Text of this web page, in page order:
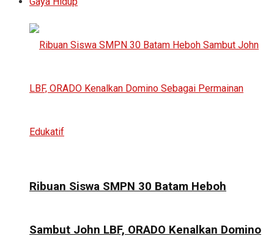
Ribuan Siswa SMPN 30 Batam Heboh
Sambut John LBF, ORADO Kenalkan Domino